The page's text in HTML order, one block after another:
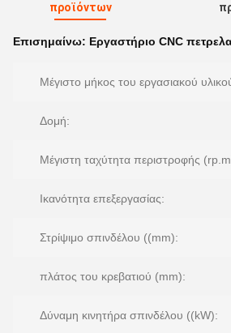
προϊόντων
Επισημαίνω: Εργαστήριο CNC
Μέγιστο μήκος του εργασιακού
Δομή:
Μέγιστη ταχύτητα περιστροφής
Ικανότητα επεξεργασίας:
Στρίψιμο σπινδέλου ((mm):
πλάτος του κρεβατιού (mm):
Δύναμη κινητήρα σπινδέλου ((kW):